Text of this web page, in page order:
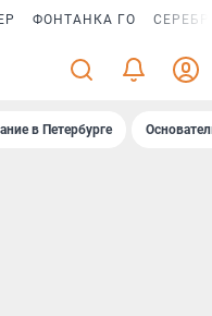
ФОНТАНКА ГО
в Петербурге